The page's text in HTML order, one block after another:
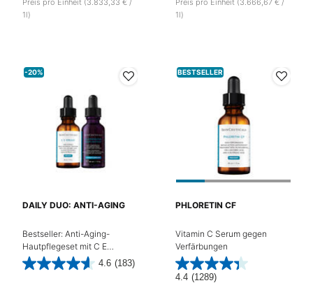
1l)
1l)
-20%
DAILY DUO: ANTI-AGING
Bestseller: Anti-Aging-
Hautpflegeset mit C E
Ferulic® und H.A. Intensifier
4.6 (183)
BESTSELLER
PHLORETIN CF
Vitamin C Serum gegen
Verfärbungen
4.4 (1289)